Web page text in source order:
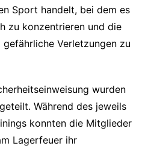
Sport handelt, bei dem es
zu konzentrieren und die
gefährliche Verletzungen zu
wurden
Während des jeweils
konnten die Mitglieder
Lagerfeuer ihr